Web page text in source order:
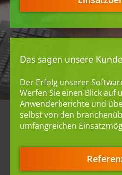
können Sie jederzeit mit
unserer
notwendige Dienste
Abfrage) können wir aber auch
einsetzen.
Das sagen unsere
Der Erfolg unserer
Werfen Sie einen Blick auf
Anwenderberichte und
selbst von den
umfangreichen